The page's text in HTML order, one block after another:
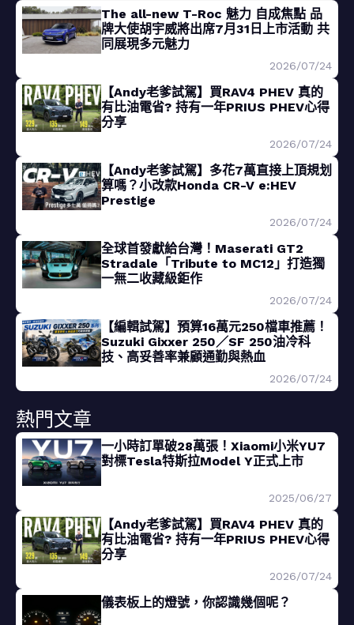
The all-new T-Roc 魅力 自成焦點 品
牌大使胡宇威將出席7月31日上市活動 共
同展現多元魅力
2026/07/24
【Andy老爹試駕】買RAV4 PHEV 真的
有比油電省? 持有一年PRIUS PHEV心得
分享
2026/07/24
【Andy老爹試駕】多花7萬直接上頂規划
算嗎？小改款Honda CR-V e:HEV
Prestige
2026/07/24
全球首發獻給台灣！Maserati GT2
Stradale「Tribute to MC12」打造獨
一無二收藏級鉅作
2026/07/24
【編輯試駕】預算16萬元250檔車推薦！
Suzuki Gixxer 250／SF 250油冷科
技、高妥善率兼顧通勤與熱血
2026/07/24
熱門文章
一小時訂單破28萬張！Xiaomi小米YU7
對標Tesla特斯拉Model Y正式上市
2025/06/27
【Andy老爹試駕】買RAV4 PHEV 真的
有比油電省? 持有一年PRIUS PHEV心得
分享
2026/07/24
儀表板上的燈號，你認識幾個呢？